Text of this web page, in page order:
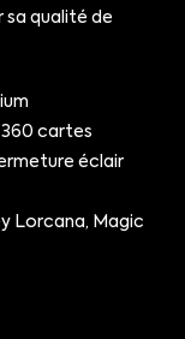
sa qualité de
360 cartes
éclair
Lorcana, Magic